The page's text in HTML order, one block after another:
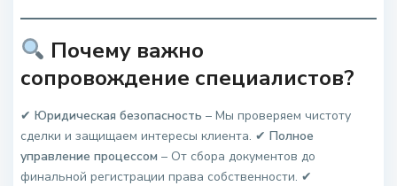
Почему важно
сопровождение специалистов?
✔Юридическая безопасность – Мы проверяем чистоту
сделки и защищаем интересы клиента. ✔Полное
управление процессом – От сбора документов до
финальной регистрации права собственности. ✔